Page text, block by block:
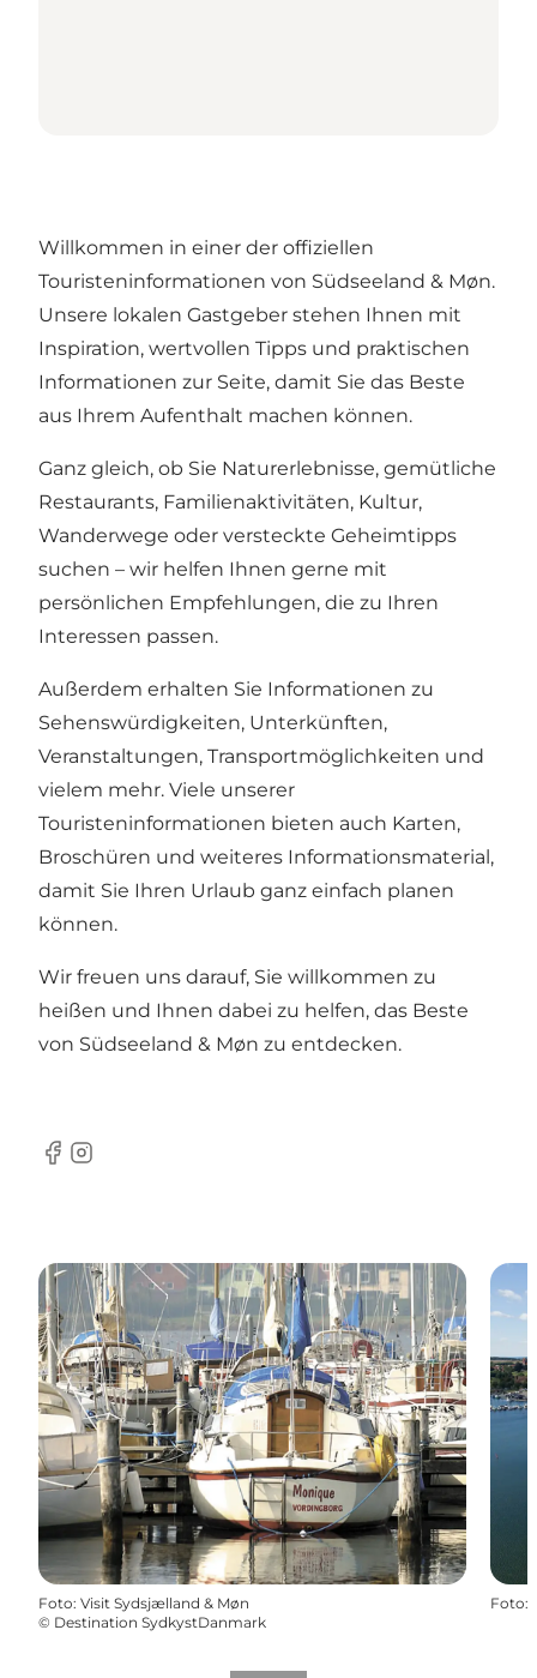
Willkommen in einer der offiziellen
Touristeninformationen von Südseeland & Møn.
Unsere lokalen Gastgeber stehen Ihnen mit
Inspiration, wertvollen Tipps und praktischen
Informationen zur Seite, damit Sie das Beste
aus Ihrem Aufenthalt machen können.
Ganz gleich, ob Sie Naturerlebnisse, gemütliche
Restaurants, Familienaktivitäten, Kultur,
Wanderwege oder versteckte Geheimtipps
suchen – wir helfen Ihnen gerne mit
persönlichen Empfehlungen, die zu Ihren
Interessen passen.
Außerdem erhalten Sie Informationen zu
Sehenswürdigkeiten, Unterkünften,
Veranstaltungen, Transportmöglichkeiten und
vielem mehr. Viele unserer
Touristeninformationen bieten auch Karten,
Broschüren und weiteres Informationsmaterial,
damit Sie Ihren Urlaub ganz einfach planen
können.
Wir freuen uns darauf, Sie willkommen zu
heißen und Ihnen dabei zu helfen, das Beste
von Südseeland & Møn zu entdecken.
Facebook
Instagram
Foto: Visit Sydsjælland & Møn
© Destination SydkystDanmark
Foto: